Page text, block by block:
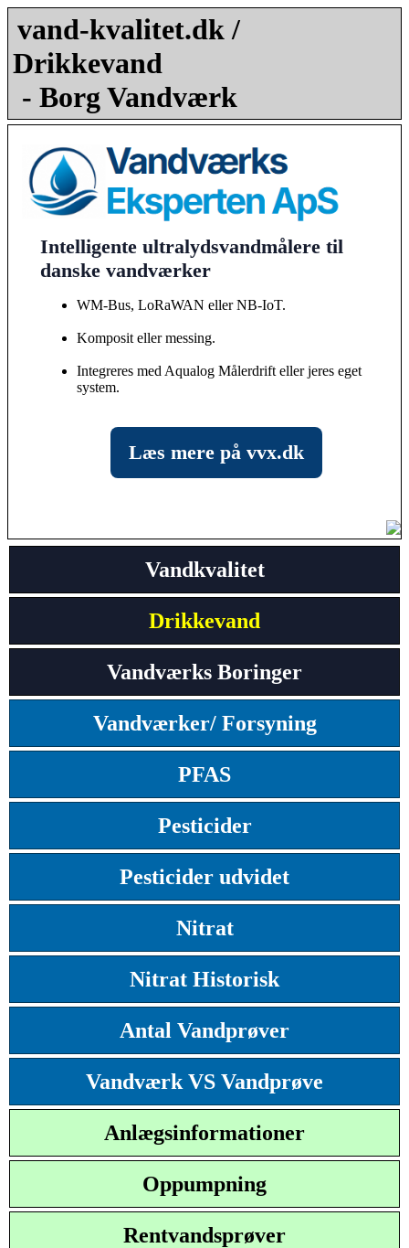
vand-kvalitet.dk /
Drikkevand
- Borg Vandværk
Intelligente ultralydsvandmålere til
danske vandværker
WM-Bus, LoRaWAN eller NB-IoT.
Komposit eller messing.
Integreres med Aqualog Målerdrift eller jeres eget
system.
Læs mere på vvx.dk
Vandkvalitet
Drikkevand
Vandværks Boringer
Vandværker/ Forsyning
PFAS
Pesticider
Pesticider udvidet
Nitrat
Nitrat Historisk
Antal Vandprøver
Vandværk VS Vandprøve
Anlægsinformationer
Oppumpning
Rentvandsprøver